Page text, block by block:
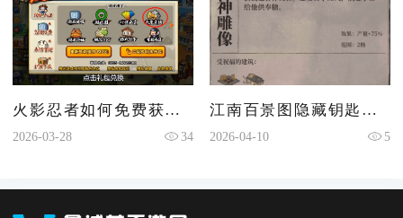
火影忍者如何免费获得人物
2026-03-28 34
江南百景图隐藏钥匙在哪
2026-04-10 5